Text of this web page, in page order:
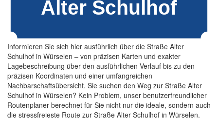
Informieren Sie sich hier ausführlich über die Straße Alter
Schulhof in Würselen – von präzisen Karten und exakter
Lagebeschreibung über den ausführlichen Verlauf bis zu den
präzisen Koordinaten und einer umfangreichen
Nachbarschaftsübersicht. Sie suchen den Weg zur Straße Alter
Schulhof in Würselen? Kein Problem, unser benutzerfreundlicher
Routenplaner berechnet für Sie nicht nur die ideale, sondern auch
die stressfreieste Route zur Straße Alter Schulhof in Würselen.